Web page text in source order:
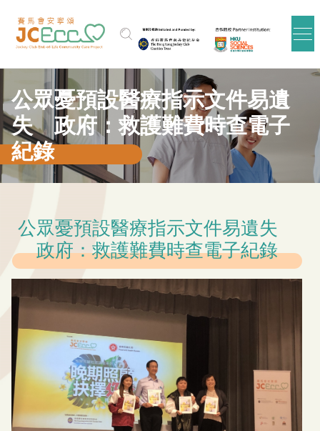
公眾憂預設醫療指示文件易遺
失 政府：救護難費時查電子
紀錄
公眾憂預設醫療指示文件易遺失
政府：救護難費時查電子紀錄